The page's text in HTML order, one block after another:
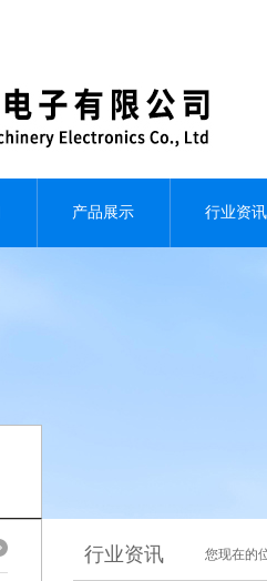
产品展示 行业资讯
行业资讯 您现在的